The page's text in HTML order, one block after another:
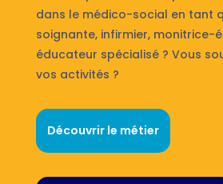
dans le médico-social en tant
soignante, infirmier, monitrice-
éducateur spécialisé ? Vous
vos activités ?
Découvrir le métier